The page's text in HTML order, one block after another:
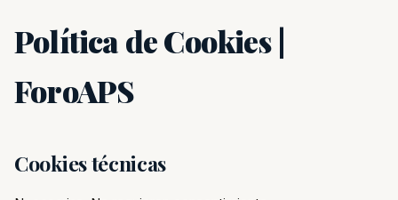
Política de Cookies |
ForoAPS
Cookies técnicas